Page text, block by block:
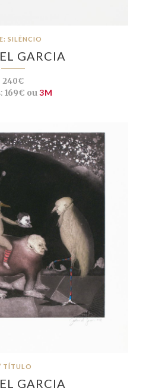
SILÊNCIO
GARCIA
240€
169€ ou3M
TÍTULO
GARCIA